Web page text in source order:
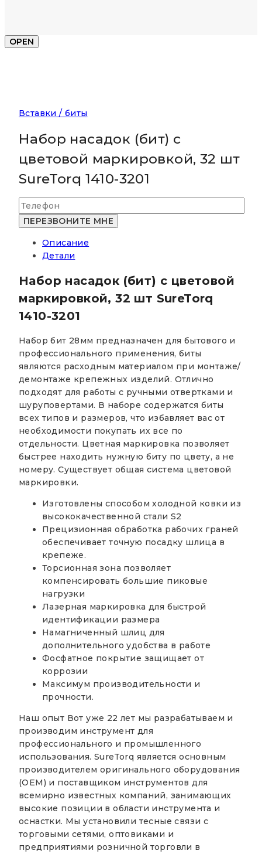
OPEN
Вставки / биты
Набор насадок (бит) с
цветовой маркировкой, 32 шт
SureTorq 1410-3201
Описание
Детали
Набор насадок (бит) с цветовой
маркировкой, 32 шт SureTorq
1410-3201
Набор бит 28мм предназначен для бытового и
профессионального применения, биты
являются расходным материалом при монтаже/
демонтаже крепежных изделий. Отлично
подходят для работы с ручными отвертками и
шуруповертами. В наборе содержатся биты
всех типов и размеров, что избавляет вас от
необходимости покупать их все по
отдельности. Цветная маркировка позволяет
быстрее находить нужную биту по цвету, а не
номеру. Существует общая система цветовой
маркировки.
Изготовлены способом холодной ковки из
высококачественной стали S2
Прецизионная обработка рабочих граней
обеспечивает точную посадку шлица в
крепеже.
Торсионная зона позволяет
компенсировать большие пиковые
нагрузки
Лазерная маркировка для быстрой
идентификации размера
Намагниченный шлиц для
дополнительного удобства в работе
Фосфатное покрытие защищает от
коррозии
Максимум производительности и
прочности.
Наш опыт Вот уже 22 лет мы разрабатываем и
производим инструмент для
профессионального и промышленного
использования. SureTorq является основным
производителем оригинального оборудования
(OEM) и поставщиком инструментов для
всемирно известных компаний, занимающих
высокие позиции в области инструмента и
оснастки. Мы установили тесные связи с
торговыми сетями, оптовиками и
предприятиями розничной торговли в